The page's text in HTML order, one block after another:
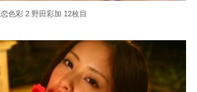
恋色彩 2 野田彩加 12枚目